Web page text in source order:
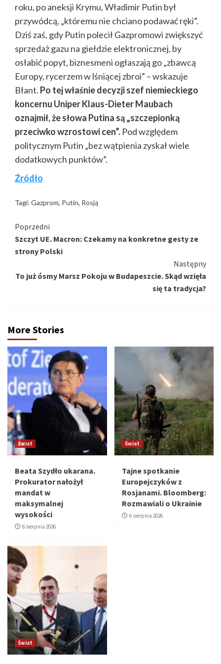
roku, po aneksji Krymu, Władimir Putin był
przywódcą, „któremu nie chciano podawać ręki”.
Dziś zaś, gdy Putin polecił Gazpromowi zwiększyć
sprzedaż gazu na giełdzie elektronicznej, by
osłabić popyt, biznesmeni ogłaszają go „zbawcą
Europy, rycerzem w lśniącej zbroi” – wskazuje
Błant. Po tej właśnie decyzji szef niemieckiego
koncernu Uniper Klaus-Dieter Maubach
oznajmił, że słowa Putina są „szczepionką
przeciwko wzrostowi cen”. Pod względem
politycznym Putin „bez wątpienia zyskał wiele
dodatkowych punktów”.
Źródło
Tagi: Gazprom, Putin, Rosją
Kontynuuj
czytanie
Poprzedni
Szczyt UE. Macron: Czekamy na konkretne gesty ze
strony Polski
Następny
To już ósmy Marsz Pokoju w Budapeszcie. Skąd wzięła
się ta tradycja?
More Stories
Świat
Beata Szydło ukarana.
Prokurator nałożył
mandat w
maksymalnej
wysokości
6 sierpnia 2026
Świat
Tajne spotkanie
Europejczyków z
Rosjanami. Bloomberg:
Rozmawiali o Ukrainie
6 sierpnia 2026
Świat